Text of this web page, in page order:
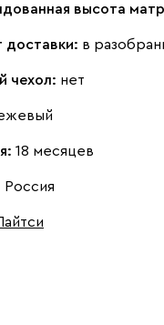
высота
доставки: в
чехол: нет
18 месяцев
Россия